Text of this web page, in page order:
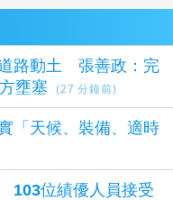
路動土 張善政：完
壅塞
(27 分鐘前)
「天候、裝備、適時
103位績優人員接受